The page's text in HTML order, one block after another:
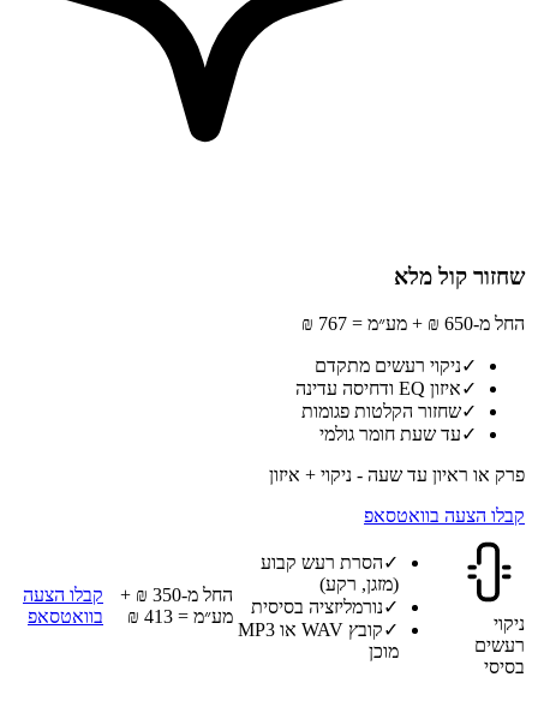
שחזור קול מלא
החל מ-650 ₪ + מע״מ = 767 ₪
✓ניקוי רעשים מתקדם
✓איזון EQ ודחיסה עדינה
✓שחזור הקלטות פגומות
✓עד שעת חומר גולמי
פרק או ראיון עד שעה - ניקוי + איזון
קבלו הצעה בוואטסאפ
ניקוי
רעשים
בסיסי
✓הסרת רעש קבוע
(מזגן, רקע)
✓נורמליזציה בסיסית
✓
קובץ WAV או MP3
מוכן
החל מ-350 ₪ +
מע״מ = 413 ₪
קבלו הצעה
בוואטסאפ